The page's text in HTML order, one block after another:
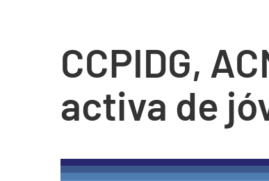
CCPIDG,
activa de